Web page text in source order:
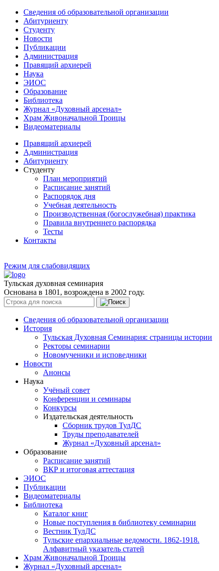
Сведения об образовательной организации
Абитуриенту
Студенту
Новости
Публикации
Администрация
Правящий архиерей
Наука
ЭИОС
Образование
Библиотека
Журнал «Духовный арсенал»
Храм Живоначальной Троицы
Видеоматериалы
Правящий архиерей
Администрация
Абитуриенту
Студенту
План мероприятий
Расписание занятий
Распорядок дня
Учебная деятельность
Производственная (богослужебная) практика
Правила внутреннего распорядка
Тесты
Контакты
Режим для слабовидящих
Тульская духовная семинария
Основана в 1801, возрождена в 2002 году.
Сведения об образовательной организации
История
Тульская Духовная Семинария: страницы истории
Ректоры семинарии
Новомученики и исповедники
Новости
Анонсы
Наука
Учёный совет
Конференции и семинары
Конкурсы
Издательская деятельность
Сборник трудов ТулДС
Труды преподавателей
Журнал «Духовный арсенал»
Образование
Расписание занятий
ВКР и итоговая аттестация
ЭИОС
Публикации
Видеоматериалы
Библиотека
Каталог книг
Новые поступления в библиотеку семинарии
Вестник ТулДС
Тульские епархиальные ведомости. 1862-1918.
Алфавитный указатель статей
Храм Живоначальной Троицы
Журнал «Духовный арсенал»